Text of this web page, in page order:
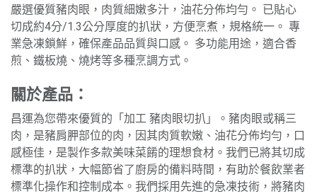
嚴選優質豬肉眼，肉質細嫩多汁，油花分佈均勻。 已貼心
切成約4分/1.3公分厚度的扒狀，方便烹煮，規格統一。 專
業急凍鎖鮮，確保產品品質與口感。 多功能用途，適合香
煎、鐵板燒、燒烤等多種烹調方式。
關於產品：
昌運為您帶來優質的「加工 豬肉眼切扒」。豬肉眼或稱三
肉，是豬肩胛部位的肉，因其肉質軟嫩、油花分佈均勻，口
感極佳，是製作多款美味菜餚的理想食材。我們已將其切成
標準的扒狀，大幅節省了廚房的備料時間，有助於餐飲業者
標準化操作和控制成本。我們採用先進的急凍技術，將豬肉